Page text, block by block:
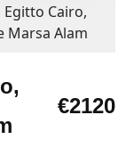
Cairo,
Marsa Alam
€2120